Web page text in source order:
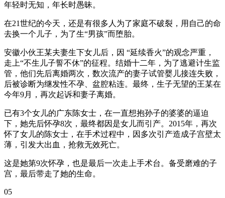
年轻时无知，年长时愚昧。
在21世纪的今天，还是有很多人为了家庭不破裂，用自己的命
去换一个儿子，为了生“男孩”而堕胎。
安徽小伙王某夫妻生下女儿后，因 “延续香火”的观念严重，
走上“不生儿子誓不休”的征程。结婚十二年，为了逃避计生监
管，他们先后离婚两次，数次流产的妻子试管婴儿接连失败，
后被诊断为继发性不孕、盆腔粘连。最终，生子无望的王某在
今年9月，再次起诉和妻子离婚。
已有3个女儿的广东陈女士，在一直想抱孙子的婆婆的逼迫
下，她先后怀孕8次，最终都因是女儿而引产。2015年，再次
怀了女儿的陈女士，在手术过程中，因多次引产造成子宫壁太
薄，引发大出血，抢救无效死亡。
这是她第9次怀孕，也是最后一次走上手术台。备受磨难的子
宫，最后带走了她的生命。
05